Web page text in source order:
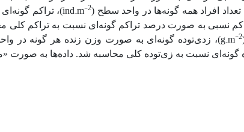
افراد همه گونه‌ها در واحد سطح (
ind.m-2 )، تراکم
نسبی به صورت درصد تراکم گونه‌ای نسبت به تراکم کلی
g.m-2 )، زدی‌توده گونه‌ای به صورت وزن زنده هر گونه در
گونه‌ای نسبت به زی‌توده کلی محاسبه شد. داده‌ها به صورت